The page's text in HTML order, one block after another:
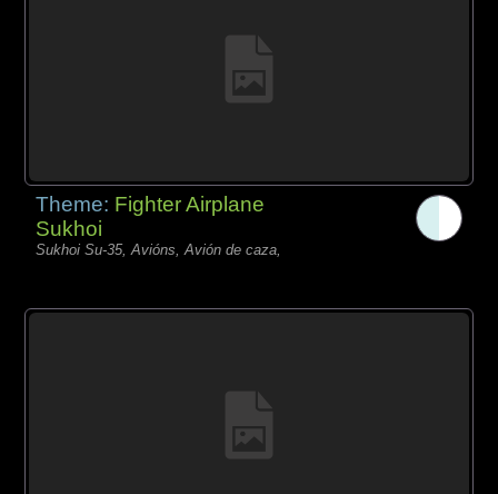
Theme: Fighter Airplane
Sukhoi
Sukhoi Su-35, Avións, Avión de caza,